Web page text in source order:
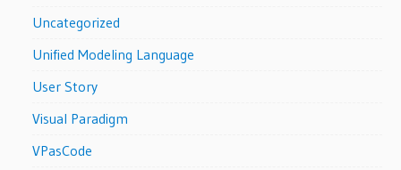
Uncategorized
Unified Modeling Language
User Story
Visual Paradigm
VPasCode